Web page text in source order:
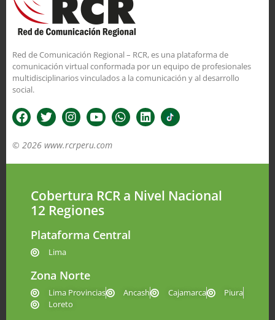
Red de Comunicación Regional – RCR, es una plataforma de
comunicación virtual conformada por un equipo de profesionales
multidisciplinarios vinculados a la comunicación y al desarrollo
social.
© 2026 www.rcrperu.com
Cobertura RCR a Nivel Nacional
12 Regiones
Plataforma Central
Lima
Zona Norte
Lima Provincias Ancash Cajamarca
Piura
Loreto